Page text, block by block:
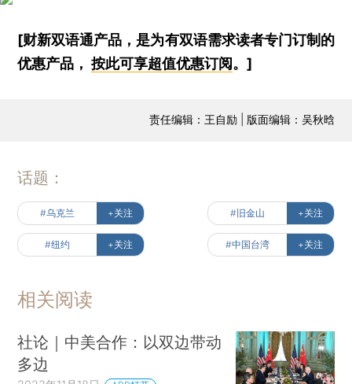
[财新双语通产品，是为有双语需求读者专门订制的
优惠产品，按此可享超值优惠订阅。]
责任编辑：王自励 | 版面编辑：吴秋晗
话题：
#乌克兰 +关注 #旧金山 +关注
#纽约 +关注 #中国台湾 +关注
相关阅读
社论｜中美合作：以双边带动
多边